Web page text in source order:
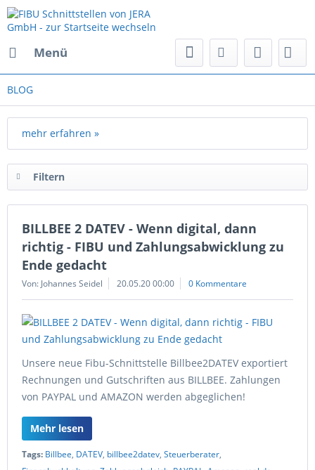
Menü
BLOG
mehr erfahren »
Filtern
BILLBEE 2 DATEV - Wenn digital, dann
richtig - FIBU und Zahlungsabwicklung zu
Ende gedacht
Von: Johannes Seidel 20.05.20 00:00 0 Kommentare
Unsere neue Fibu-Schnittstelle Billbee2DATEV exportiert
Rechnungen und Gutschriften aus BILLBEE. Zahlungen
von PAYPAL und AMAZON werden abgeglichen!
Mehr lesen
Tags: Billbee, DATEV, billbee2datev, Steuerberater,